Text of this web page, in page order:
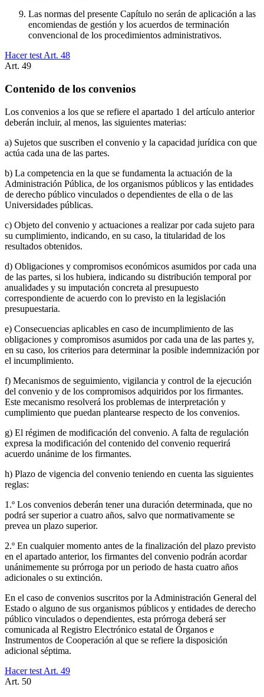
Las normas del presente Capítulo no serán de aplicación a las
encomiendas de gestión y los acuerdos de terminación
convencional de los procedimientos administrativos.
Hacer test Art. 48
Art. 49
Contenido de los convenios
Los convenios a los que se refiere el apartado 1 del artículo anterior
deberán incluir, al menos, las siguientes materias:
a) Sujetos que suscriben el convenio y la capacidad jurídica con que
actúa cada una de las partes.
b) La competencia en la que se fundamenta la actuación de la
Administración Pública, de los organismos públicos y las entidades
de derecho público vinculados o dependientes de ella o de las
Universidades públicas.
c) Objeto del convenio y actuaciones a realizar por cada sujeto para
su cumplimiento, indicando, en su caso, la titularidad de los
resultados obtenidos.
d) Obligaciones y compromisos económicos asumidos por cada una
de las partes, si los hubiera, indicando su distribución temporal por
anualidades y su imputación concreta al presupuesto
correspondiente de acuerdo con lo previsto en la legislación
presupuestaria.
e) Consecuencias aplicables en caso de incumplimiento de las
obligaciones y compromisos asumidos por cada una de las partes y,
en su caso, los criterios para determinar la posible indemnización por
el incumplimiento.
f) Mecanismos de seguimiento, vigilancia y control de la ejecución
del convenio y de los compromisos adquiridos por los firmantes.
Este mecanismo resolverá los problemas de interpretación y
cumplimiento que puedan plantearse respecto de los convenios.
g) El régimen de modificación del convenio. A falta de regulación
expresa la modificación del contenido del convenio requerirá
acuerdo unánime de los firmantes.
h) Plazo de vigencia del convenio teniendo en cuenta las siguientes
reglas:
1.º Los convenios deberán tener una duración determinada, que no
podrá ser superior a cuatro años, salvo que normativamente se
prevea un plazo superior.
2.º En cualquier momento antes de la finalización del plazo previsto
en el apartado anterior, los firmantes del convenio podrán acordar
unánimemente su prórroga por un periodo de hasta cuatro años
adicionales o su extinción.
En el caso de convenios suscritos por la Administración General del
Estado o alguno de sus organismos públicos y entidades de derecho
público vinculados o dependientes, esta prórroga deberá ser
comunicada al Registro Electrónico estatal de Órganos e
Instrumentos de Cooperación al que se refiere la disposición
adicional séptima.
Hacer test Art. 49
Art. 50